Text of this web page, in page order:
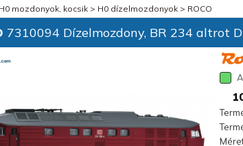
H0 mozdonyok, kocsik > H0 dízelmozdonyok > ROCO
7310094 Dízelmozdony, BR 234 altrot